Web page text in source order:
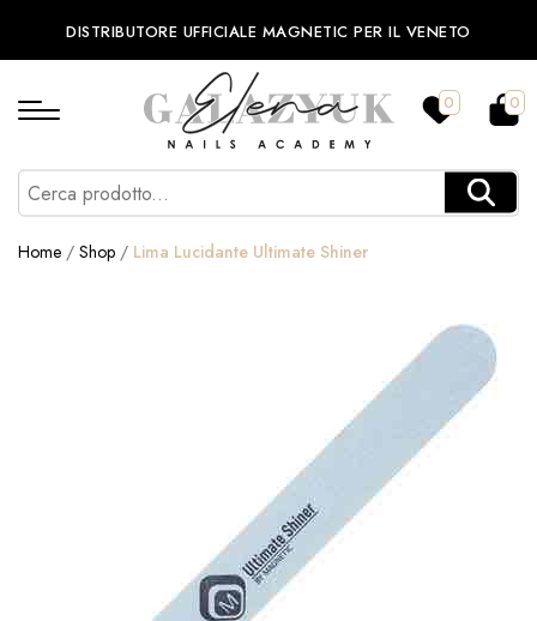
DISTRIBUTORE UFFICIALE MAGNETIC PER IL VENETO
0 0
Home / Shop / Lima Lucidante Ultimate Shiner